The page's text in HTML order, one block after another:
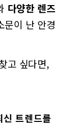
다양한 렌즈
문이 난 안경
고 싶다면,
트렌드를